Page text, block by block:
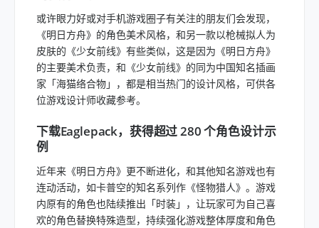
或许眼力好或对手机游戏圈子有关注的朋友们会发现，
《明日方舟》的角色美术风格，和另一款以枪械拟人为
皮肤的《少女前线》有些类似，这是因为《明日方舟》
的主要美术负责，和《少女前线》的同为中国知名插画
家「海猫络合物」，都是相当热门的设计风格，可供各
位游戏设计师收藏参考。
下载Eaglepack，获得超过 280 个角色设计示
例
近年来《明日方舟》更不断进化，和其他知名游戏也有
连动活动，如卡普空的知名系列作《怪物猎人》。游戏
内原有的角色也陆续推出「时装」，让玩家可为自己喜
欢的角色替换特殊造型，持续强化游戏整体厚度和角色